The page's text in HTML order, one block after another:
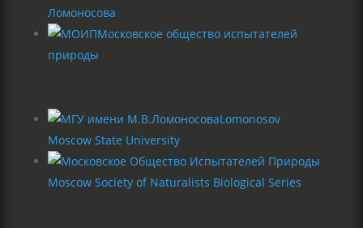
Ломоносова
Московское общество испытателей
природы
Lomonosov
Moscow State University
Moscow Society of Naturalists Biological Series